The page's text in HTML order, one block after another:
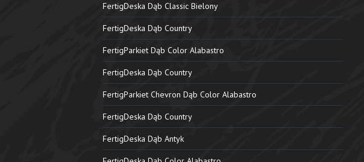
FertigDeska Dąb Classic Bielony
FertigDeska Dąb Country
FertigParkiet Dąb Color Alabastro
FertigDeska Dąb Country
FertigParkiet Chevron Dąb Color Alabastro
FertigDeska Dąb Country
FertigDeska Dąb Antyk